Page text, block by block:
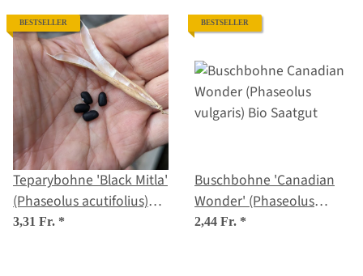
BESTSELLER
Teparybohne 'Black Mitla'
(Phaseolus acutifolius)
Samen
3,31 Fr. *
BESTSELLER
Buschbohne 'Canadian
Wonder' (Phaseolus
vulgaris) Bio Saatgut
2,44 Fr. *